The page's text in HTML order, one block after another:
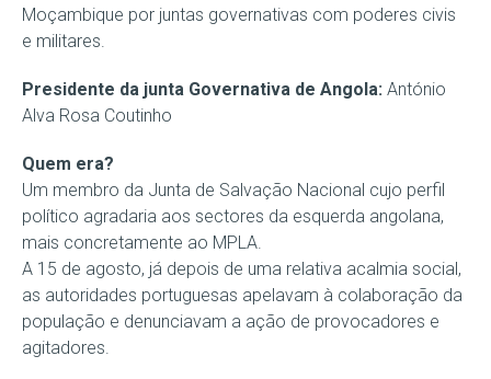
Moçambique por juntas governativas com poderes civis
e militares.
Presidente da junta Governativa de Angola: António
Alva Rosa Coutinho
Quem era?
Um membro da Junta de Salvação Nacional cujo perfil
político agradaria aos sectores da esquerda angolana,
mais concretamente ao MPLA.
A 15 de agosto, já depois de uma relativa acalmia social,
as autoridades portuguesas apelavam à colaboração da
população e denunciavam a ação de provocadores e
agitadores.